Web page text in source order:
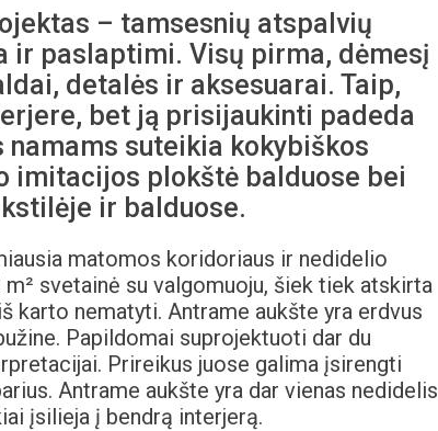
– tamsesnių atspalvių
ir paslaptimi. Visų pirma, dėmesį
detalės ir aksesuarai. Taip,
bet ją prisijaukinti padeda
suteikia kokybiškos
imitacijos plokštė balduose bei
ir balduose.
matomos koridoriaus ir nedidelio
svetainė su valgomuoju, šiek tiek atskirta
karto nematyti. Antrame aukšte yra erdvus
Papildomai suprojektuoti dar du
Prireikus juose galima įsirengti
Antrame aukšte yra dar vienas nedidelis
įsilieja į bendrą interjerą.